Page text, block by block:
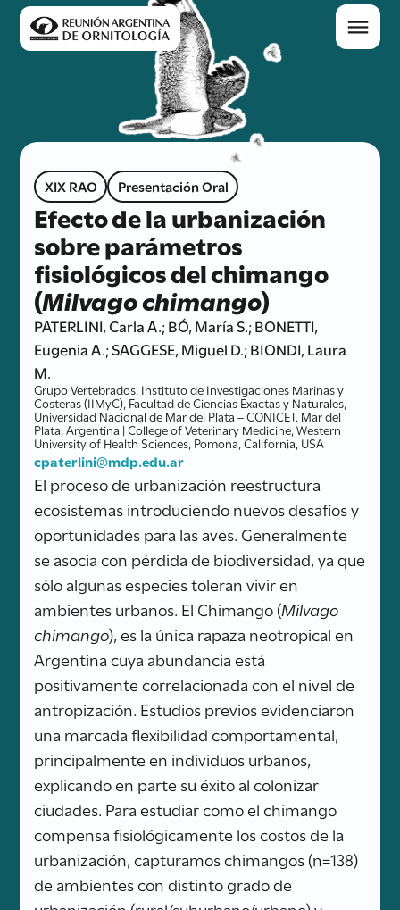
XIX RAO Presentación Oral
Efecto de la urbanización
sobre parámetros
fisiológicos del chimango
(Milvago chimango)
PATERLINI, Carla A.; BÓ, María S.; BONETTI,
Eugenia A.; SAGGESE, Miguel D.; BIONDI, Laura
M.
Grupo Vertebrados. Instituto de Investigaciones Marinas y
Costeras (IIMyC), Facultad de Ciencias Exactas y Naturales,
Universidad Nacional de Mar del Plata – CONICET. Mar del
Plata, Argentina | College of Veterinary Medicine, Western
University of Health Sciences, Pomona, California, USA
cpaterlini@mdp.edu.ar
El proceso de urbanización reestructura
ecosistemas introduciendo nuevos desafíos y
oportunidades para las aves. Generalmente
se asocia con pérdida de biodiversidad, ya que
sólo algunas especies toleran vivir en
ambientes urbanos. El Chimango (Milvago
chimango), es la única rapaza neotropical en
Argentina cuya abundancia está
positivamente correlacionada con el nivel de
antropización. Estudios previos evidenciaron
una marcada flexibilidad comportamental,
principalmente en individuos urbanos,
explicando en parte su éxito al colonizar
ciudades. Para estudiar como el chimango
compensa fisiológicamente los costos de la
urbanización, capturamos chimangos (n=138)
de ambientes con distinto grado de